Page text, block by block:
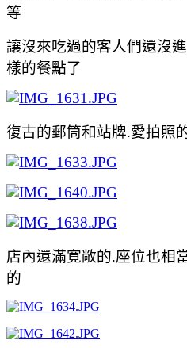
等
讓沒來吃過的客人們還沒
樣的餐點了
復古的郵筒和站牌.愛拍照
店內還滿寛敞的.座位也相
的